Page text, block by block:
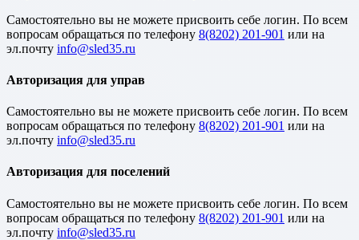
Cамостоятельно вы не можете присвоить себе логин. По всем
вопросам обращаться по телефону 8(8202) 201-901 или на
эл.почту
Авторизация для управ
Cамостоятельно вы не можете присвоить себе логин. По всем
вопросам обращаться по телефону 8(8202) 201-901 или на
эл.почту
Авторизация для поселений
Cамостоятельно вы не можете присвоить себе логин. По всем
вопросам обращаться по телефону 8(8202) 201-901 или на
эл.почту